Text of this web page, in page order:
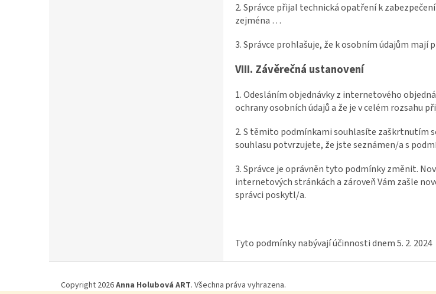
2. Správce přijal technická opatření k
zejména …
3. Správce prohlašuje, že k osobním údajům mají
VIII. Závěrečná ustanovení
1. Odesláním objednávky z internetového
ochrany osobních údajů a že je v celém rozsahu
2. S těmito podmínkami souhlasíte
souhlasu potvrzujete, že jste seznámen/a s
3. Správce je oprávněn tyto podmínky změnit.
internetových stránkách a zároveň Vám zašle
správci poskytl/a.
Tyto podmínky nabývají účinnosti dnem 5. 2. 2024
Copyright 2026Anna Holubová ART. Všechna práva vyhrazena.